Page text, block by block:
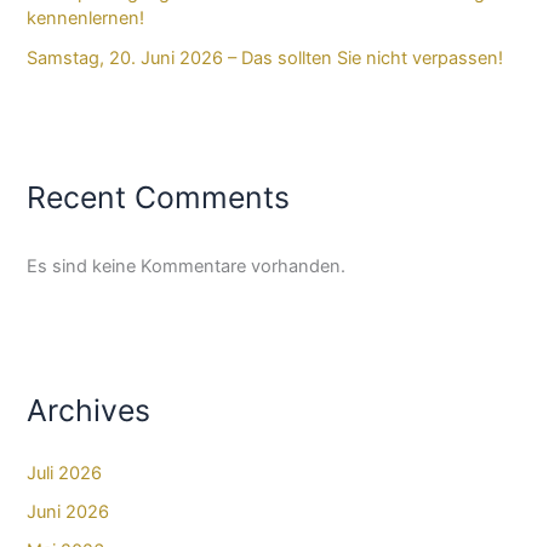
kennenlernen!
Samstag, 20. Juni 2026 – Das sollten Sie nicht verpassen!
Recent Comments
Es sind keine Kommentare vorhanden.
Archives
Juli 2026
Juni 2026